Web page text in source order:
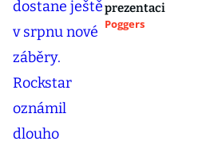
prezentaci
Poggers